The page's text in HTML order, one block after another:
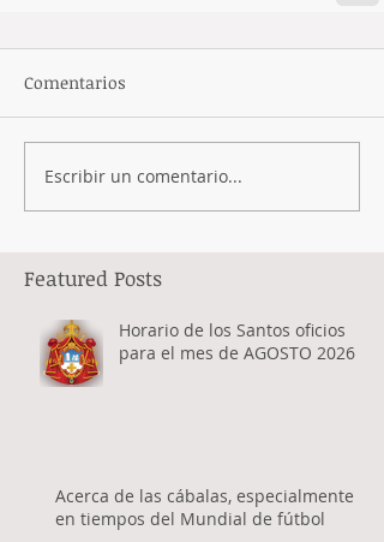
Comentarios
Escribir un comentario...
Featured Posts
Horario de los Santos oficios
para el mes de AGOSTO 2026
Acerca de las cábalas, especialmente
en tiempos del Mundial de fútbol